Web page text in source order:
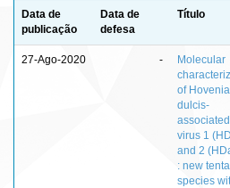
Data de
publicação
Data de
defesa
Título
27-Ago-2020 -
Molecular
of Hovenia
dulcis-
associated
virus 1
and 2
: new
species